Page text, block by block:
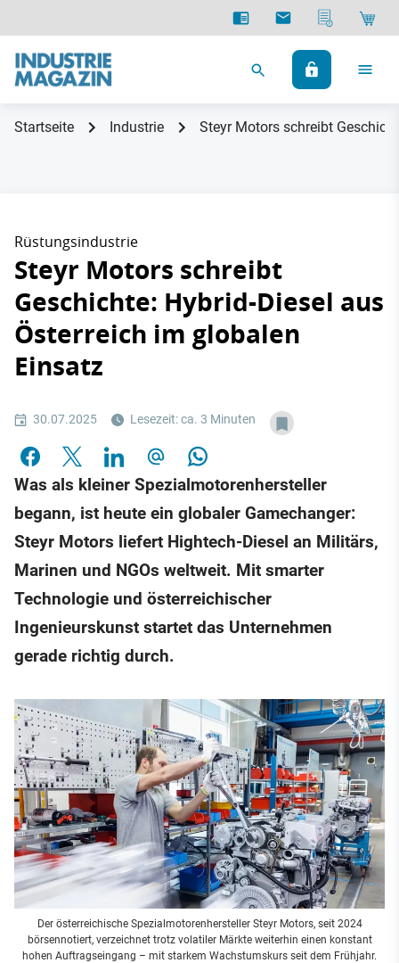
Startseite Industrie Steyr Motors schreibt
Rüstungsindustrie
Steyr Motors schreibt
Geschichte: Hybrid-Diesel aus
Österreich im globalen
Einsatz
30.07.2025 Lesezeit: ca. 3 Minuten
Was als kleiner Spezialmotorenhersteller
begann, ist heute ein globaler Gamechanger:
Steyr Motors liefert Hightech-Diesel an Militärs,
Marinen und NGOs weltweit. Mit smarter
Technologie und österreichischer
Ingenieurskunst startet das Unternehmen
gerade richtig durch.
Der österreichische Spezialmotorenhersteller Steyr Motors, seit 2024
börsennotiert, verzeichnet trotz volatiler Märkte weiterhin einen konstant
hohen Auftragseingang – mit starkem Wachstumskurs seit dem Frühjahr.